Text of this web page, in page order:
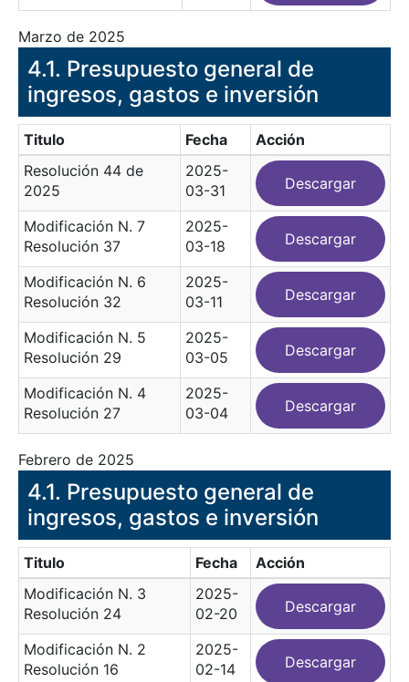
Marzo de 2025
​4.1. Presupuesto general de
ingresos, gastos e inversión
Titulo Fecha
Acción
Resolución 44 de
2025
2025-
03-31
Descargar
Modificación N. 7
Resolución 37
2025-
03-18
Descargar
Modificación N. 6
Resolución 32
2025-
03-11
Descargar
Modificación N. 5
Resolución 29
2025-
03-05
Descargar
Modificación N. 4
Resolución 27
2025-
03-04
Descargar
Febrero de 2025
​4.1. Presupuesto general de
ingresos, gastos e inversión
Titulo Fecha
Acción
Modificación N. 3
Resolución 24
2025-
02-20
Descargar
Modificación N. 2
Resolución 16
2025-
02-14
Descargar